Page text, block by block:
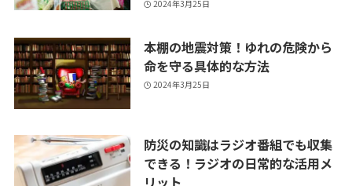
2024年3月25日
本棚の地震対策！ゆれの危険から
命を守る具体的な方法
2024年3月25日
防災の知識はラジオ番組でも収集
できる！ラジオの日常的な活用メ
リット